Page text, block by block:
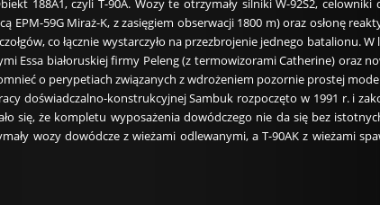
188A1, czyli T-90A. Wozy te otrzymały silniki W-92S2, celowniki
EPM-59G Miraż-K, z zasięgiem obserwacji 1800 m) oraz osłonę
co łącznie wystarczyło na przezbrojenie jednego batalionu.
Essa białoruskiej firmy Peleng (z termowizorami Catherine) oraz
o perypetiach związanych z wdrożeniem pozornie prostej
doświadczalno-konstrukcyjnej Sambuk rozpoczęto w 1991 r. i
się, że kompletu wyposażenia dowódczego nie da się bez
wozy dowódcze z wieżami odlewanymi, a T-90AK z wieżami